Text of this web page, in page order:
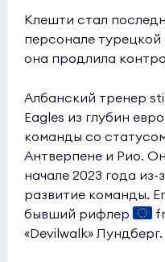
Клешти стал
персонале
она продлила
Албанский тренер
Eagles из глубин
команды со
Антверпене и Рио.
начале 2023 года из-
развитие команды.
бывший рифлер
«Devilwalk» Лундберг.